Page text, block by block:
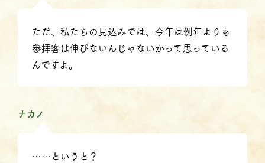
ただ、私たちの見込みでは、今年は例年よりも
参拝客は伸びないんじゃないかって思っている
んですよ。
ナカノ
……というと？